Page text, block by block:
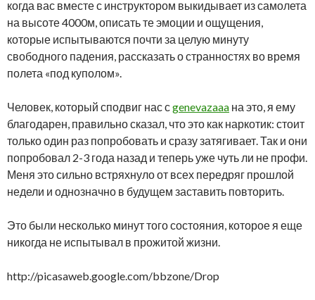
когда вас вместе с инструктором выкидывает из самолета
на высоте 4000м, описать те эмоции и ощущения,
которые испытываются почти за целую минуту
свободного падения, рассказать о странностях во время
полета «под куполом».
Человек, который сподвиг нас сgenevazaaa на это, я ему
благодарен, правильно сказал, что это как наркотик: стоит
только один раз попробовать и сразу затягивает. Так и они
попробовал 2-3 года назад и теперь уже чуть ли не профи.
Меня это сильно встряхнуло от всех передряг прошлой
недели и однозначно в будущем заставить повторить.
Это были несколько минут того состояния, которое я еще
никогда не испытывал в прожитой жизни.
http://picasaweb.google.com/bbzone/Drop